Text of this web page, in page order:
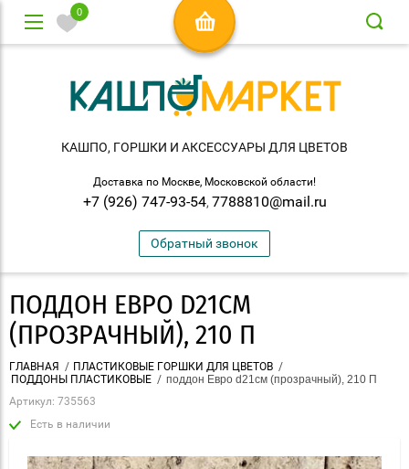
0
КАШПО, ГОРШКИ И АКСЕСCУАРЫ ДЛЯ ЦВЕТОВ
Доставка по Москве, Московской области!
+7 (926) 747-93-54, 7788810@mail.ru
Обратный звонок
ПОДДОН ЕВРО D21СМ
(ПРОЗРАЧНЫЙ), 210 П
ГЛАВНАЯ / ПЛАСТИКОВЫЕ ГОРШКИ ДЛЯ ЦВЕТОВ /
ПОДДОНЫ ПЛАСТИКОВЫЕ / поддон Евро d21см (прозрачный), 210 П
Артикул: 735563
Есть в наличии